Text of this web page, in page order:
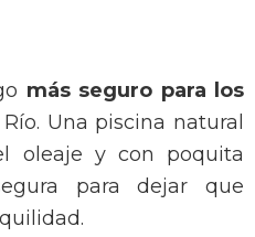
más seguro para los
Una piscina natural
oleaje y con poquita
para dejar que